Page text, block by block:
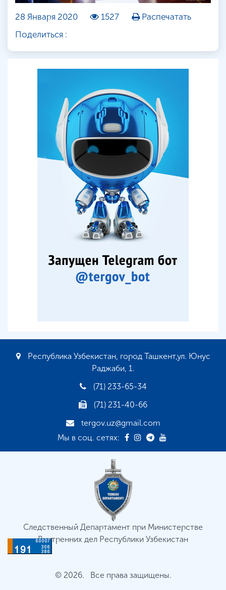
28 Января 2020 1527
Распечатать
Поделиться :
Республика Узбекистан, город Ташкент,ул. Юнус
Раджаби, 1.
(71) 233-65-34
(71) 231-40-66
tergov.uz@gmail.com
Мы в соц. сетях:
Следственный Департамент при Министерстве
Внутренних дел Республики Узбекистан
© 2026. Все права защищены.